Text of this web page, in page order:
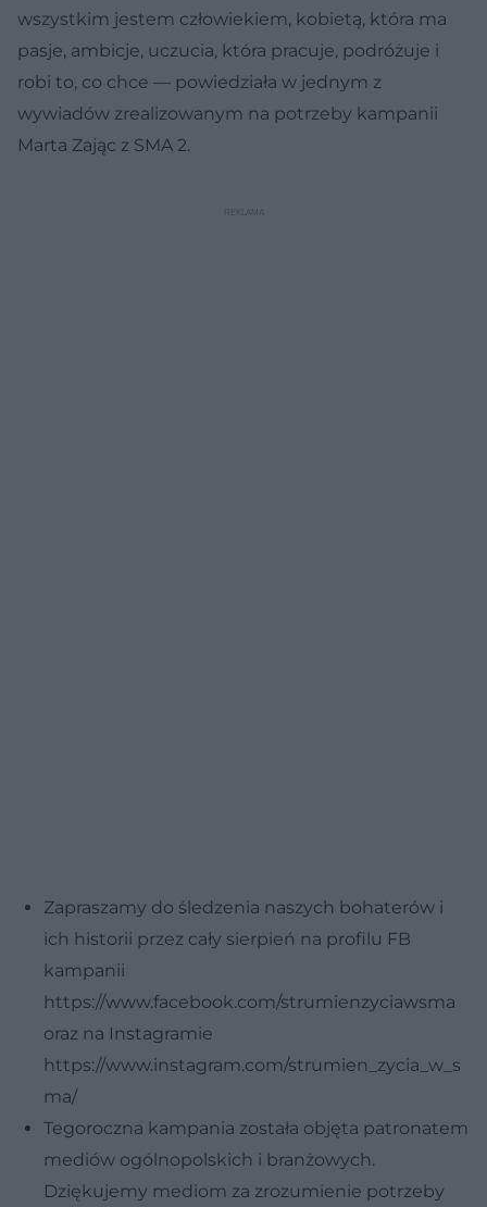
wszystkim jestem człowiekiem, kobietą, która ma
pasje, ambicje, uczucia, która pracuje, podróżuje i
robi to, co chce — powiedziała w jednym z
wywiadów zrealizowanym na potrzeby kampanii
Marta Zając z SMA 2.
Zapraszamy do śledzenia naszych bohaterów i
ich historii przez cały sierpień na profilu FB
kampanii
https://www.facebook.com/strumienzyciawsma
oraz na Instagramie
https://www.instagram.com/strumien_zycia_w_s
ma/
Tegoroczna kampania została objęta patronatem
mediów ogólnopolskich i branżowych.
Dziękujemy mediom za zrozumienie potrzeby